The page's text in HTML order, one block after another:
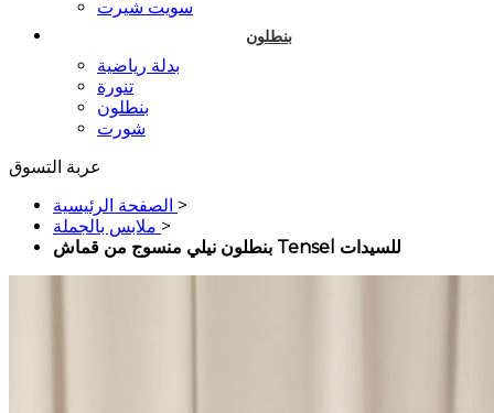
سويت شيرت
بنطلون
بدلة رياضية
تنورة
بنطلون
شورت
عربة التسوق
الصفحة الرئيسية >
ملابس بالجملة >
بنطلون نيلي منسوج من قماش Tensel للسيدات